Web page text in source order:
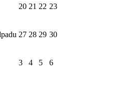
20 21 22 23
27 28 29 30
3 4 5
6